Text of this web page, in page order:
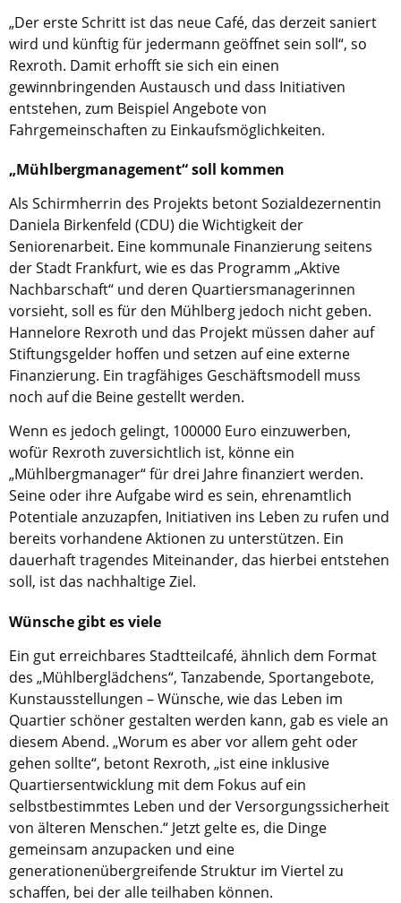
„Der erste Schritt ist das neue Café, das derzeit saniert
wird und künftig für jedermann geöffnet sein soll“, so
Rexroth. Damit erhofft sie sich ein einen
gewinnbringenden Austausch und dass Initiativen
entstehen, zum Beispiel Angebote von
Fahrgemeinschaften zu Einkaufsmöglichkeiten.
„Mühlbergmanagement“ soll kommen
Als Schirmherrin des Projekts betont Sozialdezernentin
Daniela Birkenfeld (CDU) die Wichtigkeit der
Seniorenarbeit. Eine kommunale Finanzierung seitens
der Stadt Frankfurt, wie es das Programm „Aktive
Nachbarschaft“ und deren Quartiersmanagerinnen
vorsieht, soll es für den Mühlberg jedoch nicht geben.
Hannelore Rexroth und das Projekt müssen daher auf
Stiftungsgelder hoffen und setzen auf eine externe
Finanzierung. Ein tragfähiges Geschäftsmodell muss
noch auf die Beine gestellt werden.
Wenn es jedoch gelingt, 100000 Euro einzuwerben,
wofür Rexroth zuversichtlich ist, könne ein
„Mühlbergmanager“ für drei Jahre finanziert werden.
Seine oder ihre Aufgabe wird es sein, ehrenamtlich
Potentiale anzuzapfen, Initiativen ins Leben zu rufen und
bereits vorhandene Aktionen zu unterstützen. Ein
dauerhaft tragendes Miteinander, das hierbei entstehen
soll, ist das nachhaltige Ziel.
Wünsche gibt es viele
Ein gut erreichbares Stadtteilcafé, ähnlich dem Format
des „Mühlberglädchens“, Tanzabende, Sportangebote,
Kunstausstellungen – Wünsche, wie das Leben im
Quartier schöner gestalten werden kann, gab es viele an
diesem Abend. „Worum es aber vor allem geht oder
gehen sollte“, betont Rexroth, „ist eine inklusive
Quartiersentwicklung mit dem Fokus auf ein
selbstbestimmtes Leben und der Versorgungssicherheit
von älteren Menschen.“ Jetzt gelte es, die Dinge
gemeinsam anzupacken und eine
generationenübergreifende Struktur im Viertel zu
schaffen, bei der alle teilhaben können.